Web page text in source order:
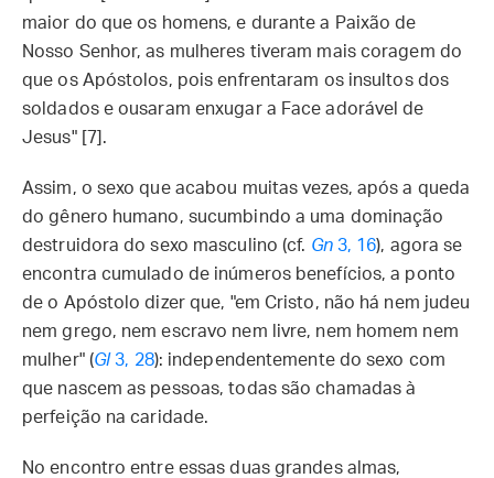
maior do que os homens, e durante a Paixão de
Nosso Senhor, as mulheres tiveram mais coragem do
que os Apóstolos, pois enfrentaram os insultos dos
soldados e ousaram enxugar a Face adorável de
Jesus" [7].
Assim, o sexo que acabou muitas vezes, após a queda
do gênero humano, sucumbindo a uma dominação
destruidora do sexo masculino (cf. Gn3, 16), agora se
encontra cumulado de inúmeros benefícios, a ponto
de o Apóstolo dizer que, "em Cristo, não há nem judeu
nem grego, nem escravo nem livre, nem homem nem
mulher" (Gl 3, 28): independentemente do sexo com
que nascem as pessoas, todas são chamadas à
perfeição na caridade.
No encontro entre essas duas grandes almas,